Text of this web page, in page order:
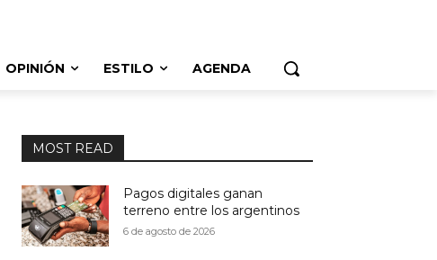
OPINIÓN ESTILO AGENDA
MOST READ
Pagos digitales ganan
terreno entre los argentinos
6 de agosto de 2026